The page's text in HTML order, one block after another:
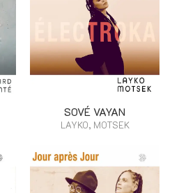
SOVÉ VAYAN
LAYKO, MOTSEK